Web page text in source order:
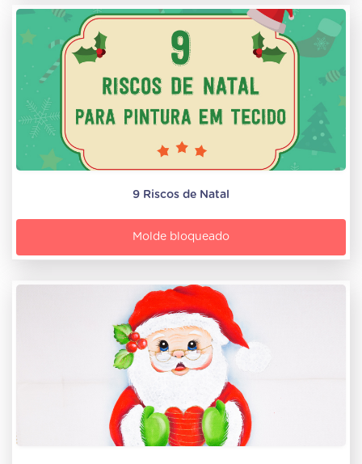
9 Riscos de Natal
Molde bloqueado